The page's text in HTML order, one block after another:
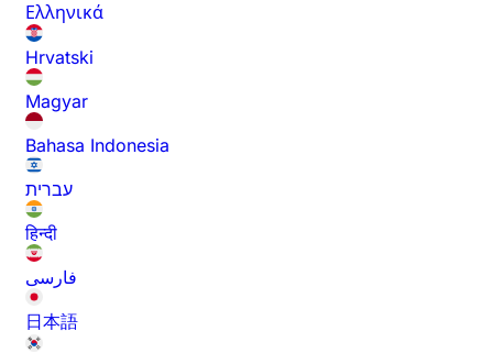
Ελληνικά
Hrvatski
Magyar
Bahasa Indonesia
עברית
हिन्दी
فارسی
日本語